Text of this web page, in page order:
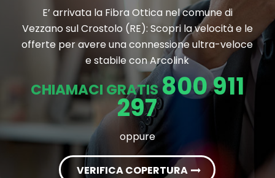
E’ arrivata la Fibra Ottica nel comune di
Vezzano sul Crostolo (RE): Scopri la velocità e le
offerte per avere una connessione ultra-veloce
e stabile con Arcolink
CHIAMACI GRATIS800 911
297
oppure
VERIFICA COPERTURA